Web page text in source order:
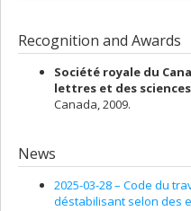
humaines du Canada
Grant programs:
recherche concertée
Co-researchers :Jean Charest
Funding sources:RHDC/
Développement des
Grant programs:
Recognition and Awards
Société royale du
lettres et des
Canada, 2009.
News
2025-03-28 – Code du
déstabilisant selon des